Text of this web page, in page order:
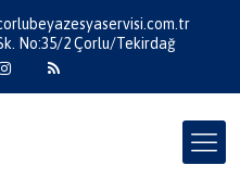
No:35/2 Çorlu/Tekirdağ